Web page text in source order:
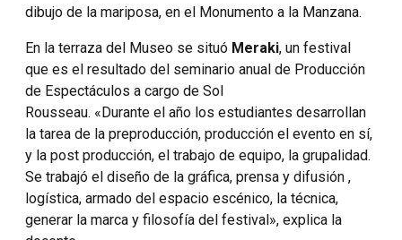
dibujo de la mariposa, en el Monumento a la Manzana.
En la terraza del Museo se situó Meraki, un festival
que es el resultado del seminario anual de Producción
de Espectáculos a cargo de Sol
Rousseau. «Durante el año los estudiantes desarrollan
la tarea de la preproducción, producción el evento en sí,
y la post producción, el trabajo de equipo, la grupalidad.
Se trabajó el diseño de la gráfica, prensa y difusión ,
logística, armado del espacio escénico, la técnica,
generar la marca y filosofía del festival», explica la